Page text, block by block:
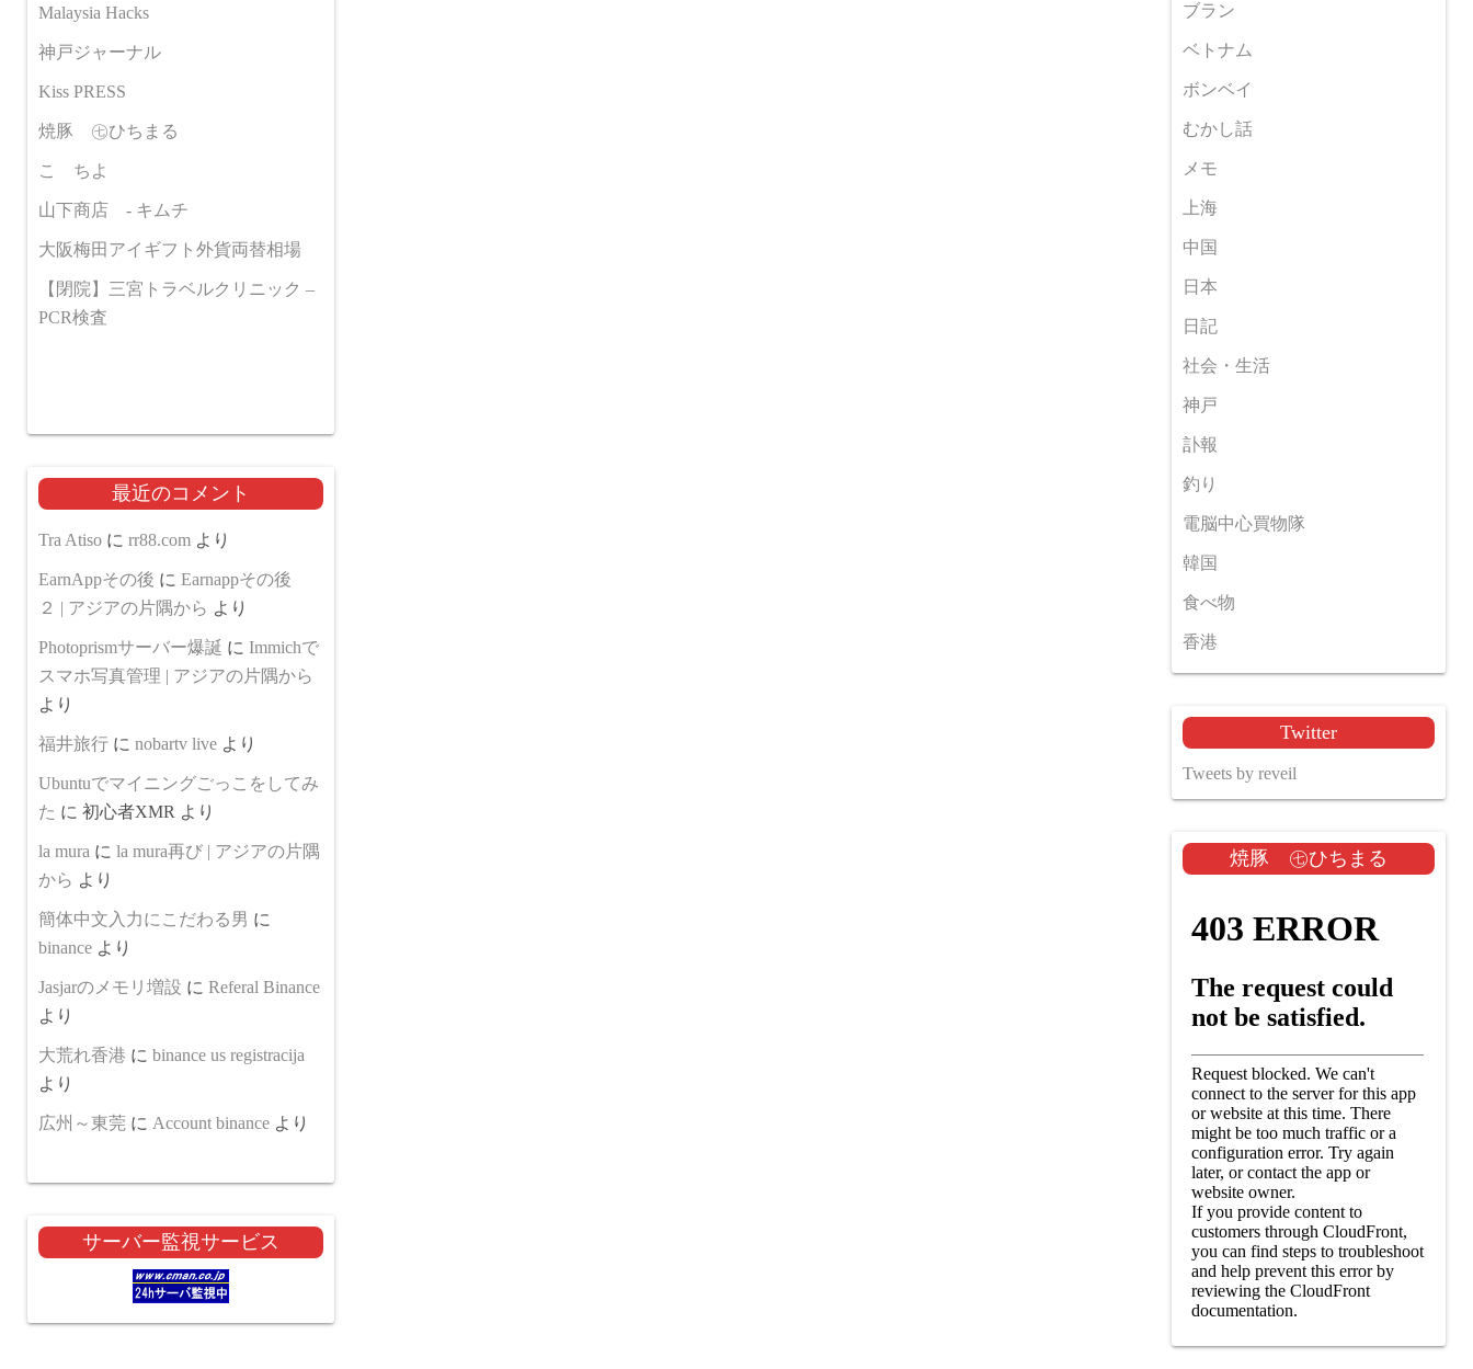
Malaysia Hacks
神戸ジャーナル
Kiss PRESS
焼豚 ㊆ひちまる
こゝちよ
山下商店 - キムチ
大阪梅田アイギフト外貨両替相場
【閉院】三宮トラベルクリニック –
PCR検査
最近のコメント
Tra Atiso に rr88.com より
EarnAppその後 に Earnappその後
２ | アジアの片隅から より
Photoprismサーバー爆誕 に Immichで
スマホ写真管理 | アジアの片隅から
より
福井旅行 に nobartv live より
Ubuntuでマイニングごっこをしてみ
た に 初心者XMR より
la mura に la mura再び | アジアの片隅
から より
簡体中文入力にこだわる男 に
binance より
Jasjarのメモリ増設 に Referal Binance
より
大荒れ香港 に binance us registracija
より
広州～東莞 に Account binance より
サーバー監視サービス
ブラン
ベトナム
ボンベイ
むかし話
メモ
上海
中国
日本
日記
社会・生活
神戸
訃報
釣り
電脳中心買物隊
韓国
食べ物
香港
Twitter
Tweets by reveil
焼豚 ㊆ひちまる